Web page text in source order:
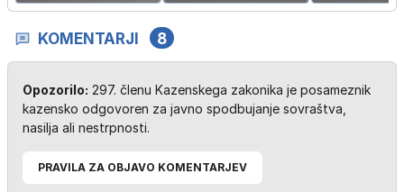
KOMENTARJI 8
Opozorilo: 297. členu Kazenskega zakonika je posameznik
kazensko odgovoren za javno spodbujanje sovraštva,
nasilja ali nestrpnosti.
PRAVILA ZA OBJAVO KOMENTARJEV